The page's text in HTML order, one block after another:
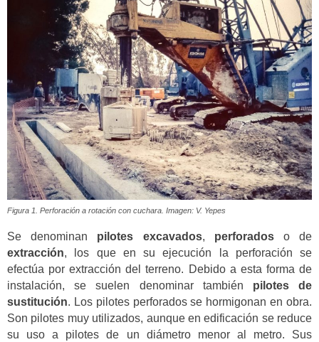
Figura 1. Perforación a rotación con cuchara. Imagen: V. Yepes
Se denominan pilotes excavados, perforadoso de
extracción, los que en su ejecución la perforación se
efectúa por extracción del terreno. Debido a esta forma de
instalación, se suelen denominar también pilotes de
sustitución. Los pilotes perforados se hormigonan en obra.
Son pilotes muy utilizados, aunque en edificación se reduce
su uso a pilotes de un diámetro menor al metro. Sus